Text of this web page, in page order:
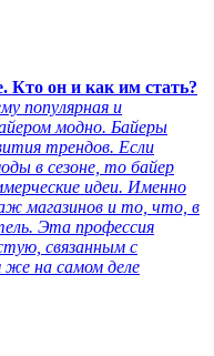
Кто он и как им стать?
популярная и
модно. Байеры
трендов. Если
в сезоне, то байер
идеи. Именно
магазинов и то, что, в
Эта профессия
связанным с
же на самом деле